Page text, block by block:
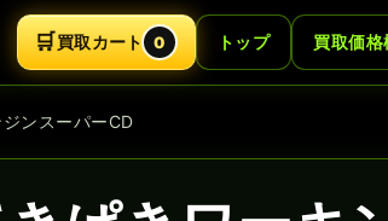
🛒買取カート 0 トップ 買取価格
ンスーパーCD